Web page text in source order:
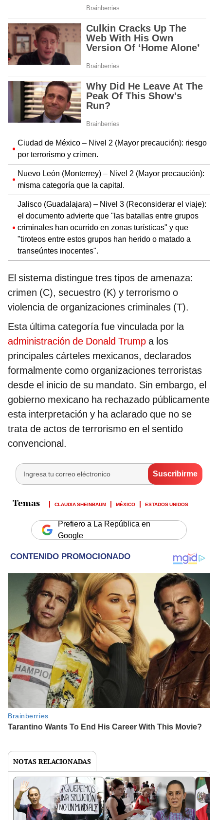
Ciudad de México – Nivel 2 (Mayor precaución): riesgo
por terrorismo y crimen.
Nuevo León (Monterrey) – Nivel 2 (Mayor precaución):
misma categoría que la capital.
Jalisco (Guadalajara) – Nivel 3 (Reconsiderar el viaje):
el documento advierte que "las batallas entre grupos
criminales han ocurrido en zonas turísticas" y que
"tiroteos entre estos grupos han herido o matado a
transeúntes inocentes".
El sistema distingue tres tipos de amenaza:
crimen (C), secuestro (K) y terrorismo o
violencia de organizaciones criminales (T).
Esta última categoría fue vinculada por la
administración de Donald Trump a los
principales cárteles mexicanos, declarados
formalmente como organizaciones terroristas
desde el inicio de su mandato. Sin embargo, el
gobierno mexicano ha rechazado públicamente
esta interpretación y ha aclarado que no se
trata de actos de terrorismo en el sentido
convencional.
CLAUDIA SHEINBAUM MÉXICO ESTADOS UNIDOS
Prefiero a La República en
Google
NOTAS RELACIONADAS